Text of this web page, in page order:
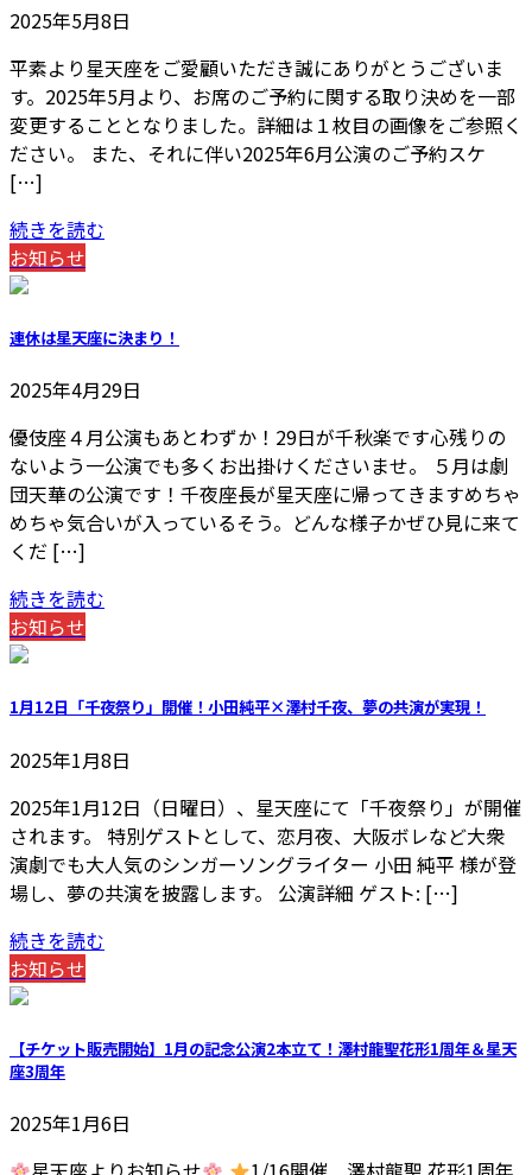
2025年5月8日
平素より星天座をご愛顧いただき誠にありがとうございま
す。2025年5月より、お席のご予約に関する取り決めを一部
変更することとなりました。詳細は１枚目の画像をご参照く
ださい。 また、それに伴い2025年6月公演のご予約スケ
[…]
続きを読む
お知らせ
連休は星天座に決まり！
2025年4月29日
優伎座４月公演もあとわずか！29日が千秋楽です心残りの
ないよう一公演でも多くお出掛けくださいませ。 ５月は劇
団天華の公演です！千夜座長が星天座に帰ってきますめちゃ
めちゃ気合いが入っているそう。どんな様子かぜひ見に来て
くだ […]
続きを読む
お知らせ
1月12日「千夜祭り」開催！小田純平×澤村千夜、夢の共演が実現！
2025年1月8日
2025年1月12日（日曜日）、星天座にて「千夜祭り」が開催
されます。 特別ゲストとして、恋月夜、大阪ボレなど大衆
演劇でも大人気のシンガーソングライター 小田 純平 様が登
場し、夢の共演を披露します。 公演詳細 ゲスト: […]
続きを読む
お知らせ
【チケット販売開始】1月の記念公演2本立て！澤村龍聖花形1周年＆星天
座3周年
2025年1月6日